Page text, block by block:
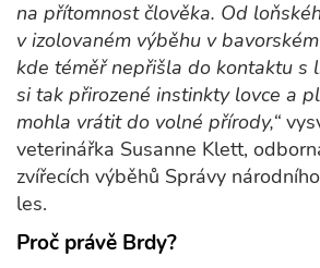
na přítomnost člověka. Od
v izolovaném výběhu v
kde téměř nepřišla do kontaktu s
si tak přirozené instinkty lovce a
mohla vrátit do volné přírody,“
veterinářka Susanne Klett,
zvířecích výběhů Správy
les.
Proč právě Brdy?